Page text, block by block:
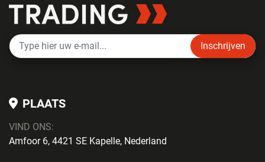
Inschrijven
PLAATS
VIND ONS:
Amfoor 6, 4421 SE Kapelle, Nederland